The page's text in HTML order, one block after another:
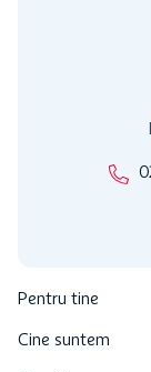
Pentru tine
Cine suntem